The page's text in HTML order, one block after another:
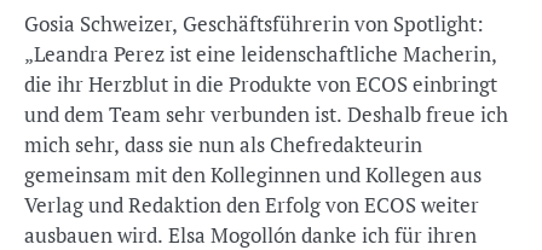
Gosia Schweizer, Geschäftsführerin von Spotlight:
„Leandra Perez ist eine leidenschaftliche Macherin,
die ihr Herzblut in die Produkte von ECOS einbringt
und dem Team sehr verbunden ist. Deshalb freue ich
mich sehr, dass sie nun als Chefredakteurin
gemeinsam mit den Kolleginnen und Kollegen aus
Verlag und Redaktion den Erfolg von ECOS weiter
ausbauen wird. Elsa Mogollón danke ich für ihren